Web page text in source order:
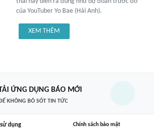
của YouTuber Yo Bae (Hải Anh).
XEM THÊM
ỨNG DỤNG BÁO MỚI
KHÔNG BỎ SÓT TIN TỨC
dụng Chính sách bảo mật